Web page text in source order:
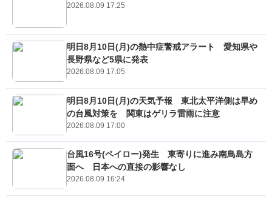
2026.08.09 17:25
明日8月10日(月)の熱中症警戒アラート 愛知県や
長野県など5県に発表
2026.08.09 17:05
明日8月10日(月)の天気予報 東北太平洋側は早め
の台風対策を 関東はゲリラ雷雨に注意
2026.08.09 17:00
台風16号(ペイロー)発生 東寄りに進み南鳥島方
面へ 日本への直接の影響なし
2026.08.09 16:24